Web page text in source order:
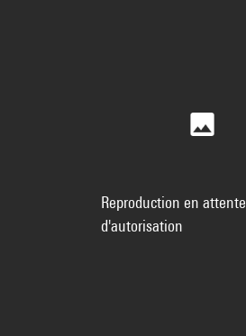
Reproduction en attente
d'autorisation